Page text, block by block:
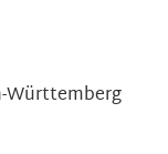
Württemberg